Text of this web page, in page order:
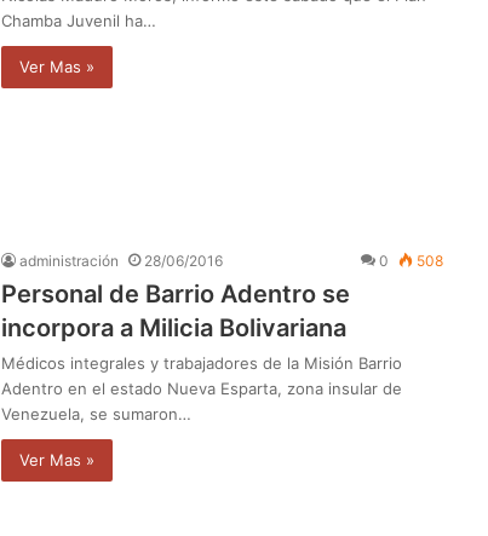
Chamba Juvenil ha…
Ver Mas »
administración 28/06/2016 0 508
Personal de Barrio Adentro se
incorpora a Milicia Bolivariana
Médicos integrales y trabajadores de la Misión Barrio
Adentro en el estado Nueva Esparta, zona insular de
Venezuela, se sumaron…
Ver Mas »